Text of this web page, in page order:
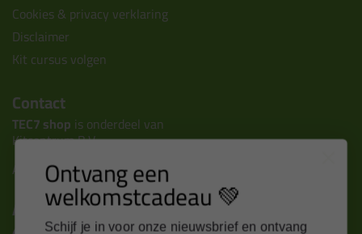
Cookies & privacy verklaring
Disclaimer
Kit cursus volgen
Contact
TEC7 shop is onderdeel van
Kitcentrum B.V.
Alle contactgegevens >
Altijd op de hoogte blijven?
Ontvang een
welkomstcadeau 💚
Schijf je in voor onze nieuwsbrief en ontvang